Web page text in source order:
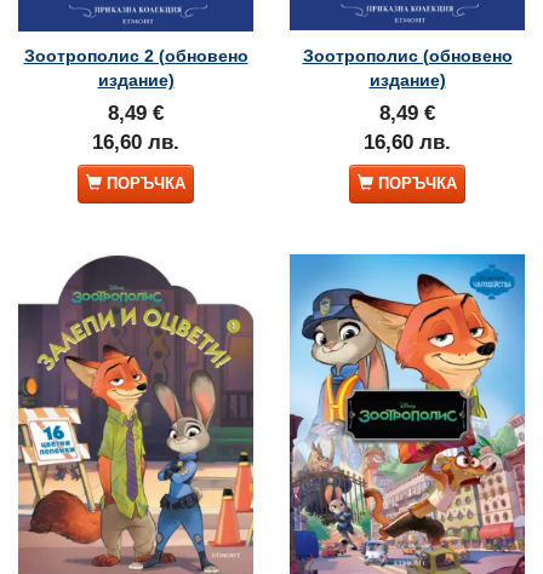
Зоотрополис 2 (обновено
издание)
8,49 €
16,60 лв.
ПОРЪЧКА
Зоотрополис (обновено
издание)
8,49 €
16,60 лв.
ПОРЪЧКА